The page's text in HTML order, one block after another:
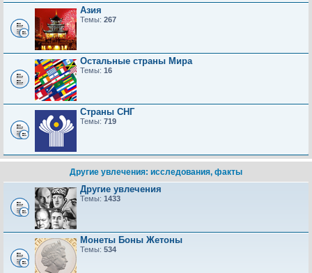
Азия
Темы: 267
Остальные страны Мира
Темы: 16
Страны СНГ
Темы: 719
Другие увлечения: исследования, факты
Другие увлечения
Темы: 1433
Монеты Боны Жетоны
Темы: 534